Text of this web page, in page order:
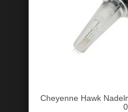
Cheyenne Hawk